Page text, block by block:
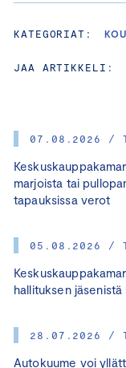
07.08.2026 /
marjoista tai
tapauksissa verot
05.08.2026 /
hallituksen
28.07.2026 /
Autokuume voi
KATEGORIAT:
JAA ARTIKKELI: